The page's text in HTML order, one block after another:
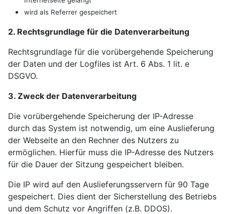
wird als Referrer gespeichert
2. Rechtsgrundlage für die Datenverarbeitung
Rechtsgrundlage für die vorübergehende Speicherung
der Daten und der Logfiles ist Art. 6 Abs. 1 lit. e
DSGVO.
3. Zweck der Datenverarbeitung
Die vorübergehende Speicherung der IP-Adresse
durch das System ist notwendig, um eine Auslieferung
der Webseite an den Rechner des Nutzers zu
ermöglichen. Hierfür muss die IP-Adresse des Nutzers
für die Dauer der Sitzung gespeichert bleiben.
Die IP wird auf den Auslieferungsservern für 90 Tage
gespeichert. Dies dient der Sicherstellung des Betriebs
und dem Schutz vor Angriffen (z.B. DDOS).